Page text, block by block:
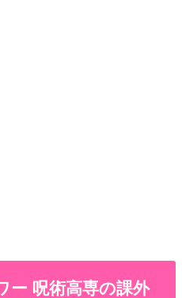
ー 呪術高専の課外